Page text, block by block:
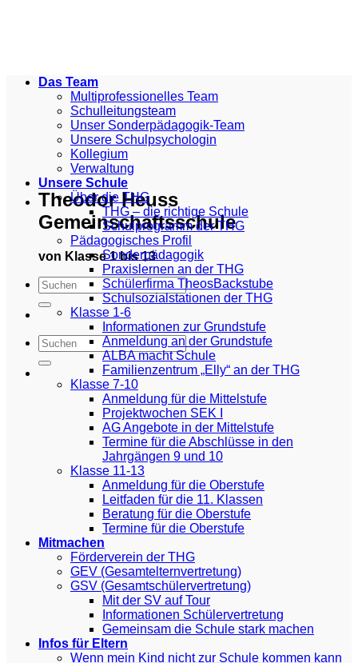
Theodor Heuss
Gemeinschaftsschule
von Klasse 1 bis 13
Das Team
Multiprofessionelles Team
Schulleitungsteam
Unser Sonderpädagogik-Team
Unsere Schulpsychologin
Kollegium
Verwaltung
Unsere Schule
Über die THG
THG – die richtige Schule
Schulprogramm der THG
Pädagogisches Profil
Sonderpädagogik
Praxislernen an der THG
Schülerfirma TheosBackstube
Schulsozialstationen der THG
Klasse 1-6
Informationen zur Grundstufe
Anmeldung an der Grundstufe
ALBA macht Schule
Familienzentrum „Elly“ an der THG
Klasse 7-10
Anmeldung für die Mittelstufe
Projektwochen SEK I
AG Angebote in der Mittelstufe
Termine für die Abschlüsse in den
Jahrgängen 9 und 10
Klasse 11-13
Anmeldung für die Oberstufe
Leitfaden für die 11. Klassen
Beratung für die Oberstufe
Termine für die Oberstufe
Mitmachen
Förderverein der THG
GEV (Gesamtelternvertretung)
GSV (Gesamtschülervertretung)
Mit der SV auf Tour
Informationen Schülervertretung
Gemeinsam die Schule stark machen
Infos für Eltern
Wenn mein Kind nicht zur Schule kommen kann